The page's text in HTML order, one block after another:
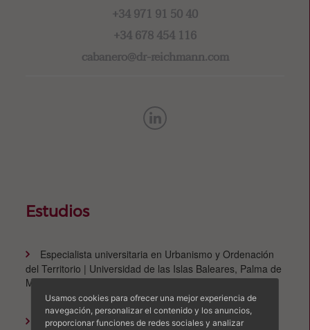
+34 971 91 50 40
+34 678 454 116
cabanero@dr-reichmann.com
Estudios
Especialista universitaria en Urbanismo y Ordenación
del Territorio | Universidad de las Islas Baleares, Palma de
Mallorca
Diploma in Public Service Interpreting (DPSI). Legal
Usamos cookies para ofrecer una mejor experiencia de
navegación, personalizar el contenido y los anuncios,
proporcionar funciones de redes sociales y analizar